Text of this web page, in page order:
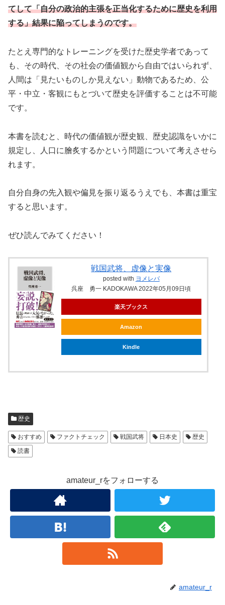
てして「自分の政治的主張を正当化するために歴史を利用
する」結果に陥ってしまうのです。
たとえ専門的なトレーニングを受けた歴史学者であって
も、その時代、その社会の価値観から自由ではいられず、
人間は「見たいものしか見えない」動物であるため、公
平・中立・客観にもとづいて歴史を評価することは不可能
です。
本書を読むと、時代の価値観が歴史観、歴史認識をいかに
規定し、人口に膾炙するかという問題について考えさせら
れます。
自分自身の先入観や偏見を振り返るうえでも、本書は重宝
すると思います。
ぜひ読んでみてください！
戦国武将、虚像と実像
posted with ヨメレバ
呉座 勇一 KADOKAWA 2022年05月09日頃
楽天ブックス
Amazon
Kindle
歴史
おすすめ ファクトチェック 戦国武将 日本史
歴史
読書
amateur_rをフォローする
amateur_r